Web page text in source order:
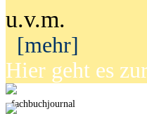
u.v.m.
[mehr]
Hier geht es
fachbuchjournal